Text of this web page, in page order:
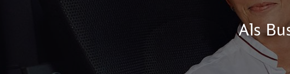
Als